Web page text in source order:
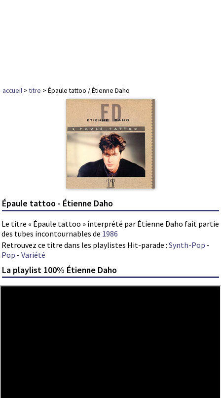
accueil >titre > Épaule tattoo / Étienne Daho
Épaule tattoo - Étienne Daho
Le titre « Épaule tattoo » interprété par Étienne Daho fait partie
des tubes incontournables de 1986
Retrouvez ce titre dans les playlistes Hit-parade : Synth-Pop -
Pop - Variété
La playlist 100% Étienne Daho